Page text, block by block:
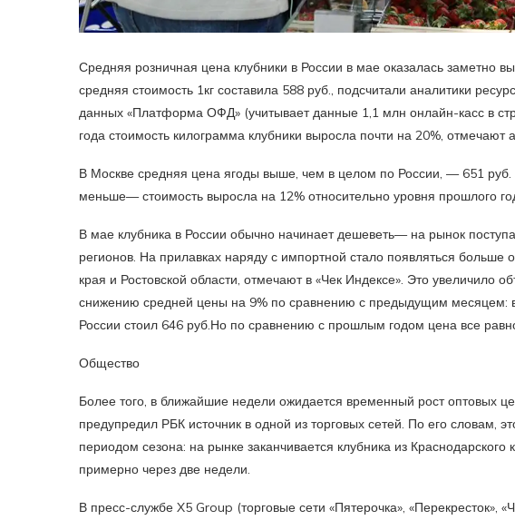
Средняя розничная цена клубники в России в мае оказалась заметно
средняя стоимость 1кг составила 588 руб., подсчитали аналитики
данных «Платформа ОФД» (учитывает данные 1,1 млн онлайн-касс в
года стоимость килограмма клубники выросла почти на 20%, отмечают
В Москве средняя цена ягоды выше, чем в целом по России, — 651 руб.
меньше— стоимость выросла на 12% относительно уровня прошлого
В мае клубника в России обычно начинает дешеветь— на рынок
регионов. На прилавках наряду с импортной стало появляться больше
края и Ростовской области, отмечают в «Чек Индексе». Это увеличило
снижению средней цены на 9% по сравнению с предыдущим месяцем:
России стоил 646 руб.Но по сравнению с прошлым годом цена все
Общество
Более того, в ближайшие недели ожидается временный рост оптовых
предупредил РБК источник в одной из торговых сетей. По его словам,
периодом сезона: на рынке заканчивается клубника из
примерно через две недели.
В пресс-службе X5 Group (торговые сети «Пятерочка», «Перекресток»,